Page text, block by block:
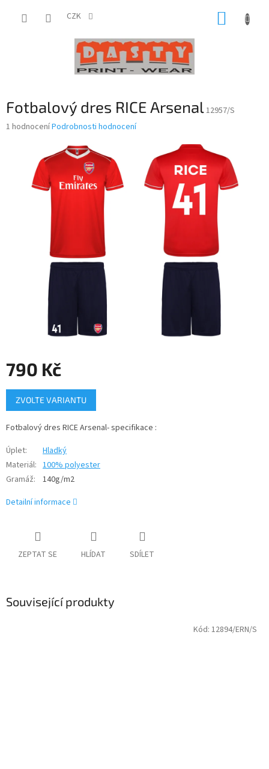
CZK
Fotbalový dres RICE Arsenal12957/S
Průměrné
1 hodnoceníPodrobnosti hodnocení
790 Kč
Měrná
cena:
ZVOLTE VARIANTU
Fotbalový dres RICE Arsenal- specifikace :
Úplet:
Hladký
Materiál: 100% polyester
Gramáž:
140g/m2
Detailní informace
ZEPTAT SE HLÍDAT SDÍLET
Související produkty
Kód: 12894/ERN/S